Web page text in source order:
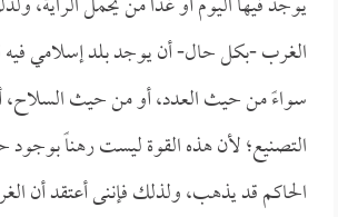
الغرب -بكل حال- أن يوجد بلد إسلامي
سواءً من حيث العدد، أو من حيث
التصنيع؛ لأن هذه القوة ليست رهناً بوجود
الحاكم قد يذهب، ولذلك فإننى أعتقد أن